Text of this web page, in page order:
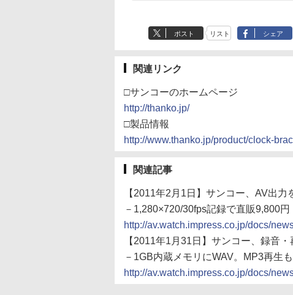
ポスト リスト シェア
関連リンク
□サンコーのホームページ
http://thanko.jp/
□製品情報
http://www.thanko.jp/product/clock-
関連記事
【2011年2月1日】サンコー、AV出
－1,280×720/30fps記録で直販9,800円
http://av.watch.impress.co.jp/docs/
【2011年1月31日】サンコー、録音
－1GB内蔵メモリにWAV。MP3再生
http://av.watch.impress.co.jp/docs/